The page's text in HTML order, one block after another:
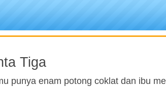
Tiga
punya enam potong coklat dan ibu